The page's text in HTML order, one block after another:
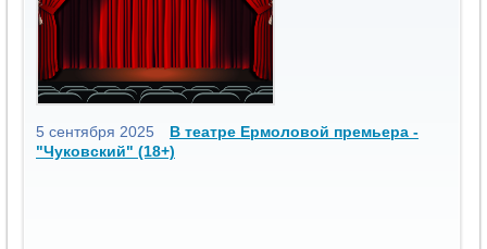
5 сентября 2025
В театре Ермоловой премьера -
"Чуковский" (18+)